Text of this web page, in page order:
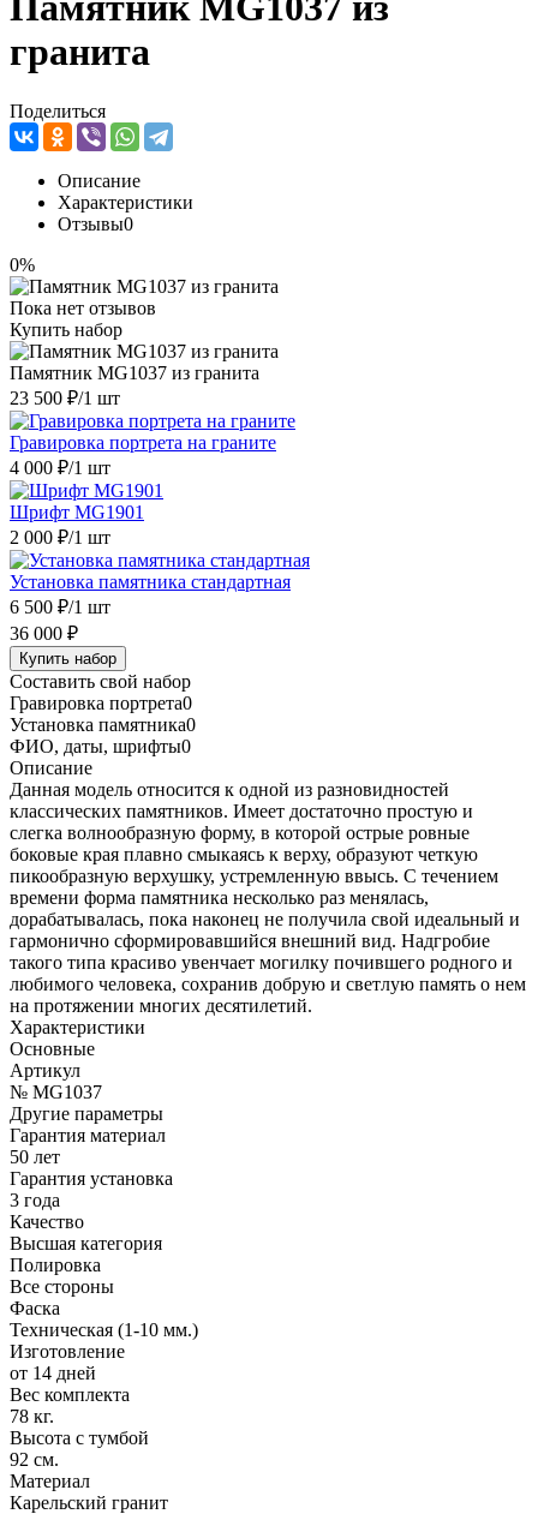
гранита
Поделиться
Описание
Характеристики
Отзывы0
0%
Пока нет отзывов
Купить набор
Памятник MG1037 из гранита
23 500 ₽/1 шт
Гравировка портрета на граните
4 000 ₽/1 шт
Шрифт MG1901
2 000 ₽/1 шт
Установка памятника стандартная
6 500 ₽/1 шт
36 000 ₽
Купить набор
Составить свой набор
Гравировка портрета0
Установка памятника0
ФИО, даты, шрифты0
Описание
Данная модель относится к одной из разновидностей
классических памятников. Имеет достаточно простую и
слегка волнообразную форму, в которой острые ровные
боковые края плавно смыкаясь к верху, образуют четкую
пикообразную верхушку, устремленную ввысь. С течением
времени форма памятника несколько раз менялась,
дорабатывалась, пока наконец не получила свой идеальный и
гармонично сформировавшийся внешний вид. Надгробие
такого типа красиво увенчает могилку почившего родного и
любимого человека, сохранив добрую и светлую память о нем
на протяжении многих десятилетий.
Характеристики
Основные
Артикул
№ MG1037
Другие параметры
Гарантия материал
50 лет
Гарантия установка
3 года
Качество
Высшая категория
Полировка
Все стороны
Фаска
Техническая (1-10 мм.)
Изготовление
от 14 дней
Вес комплекта
78 кг.
Высота с тумбой
92 см.
Материал
Карельский гранит